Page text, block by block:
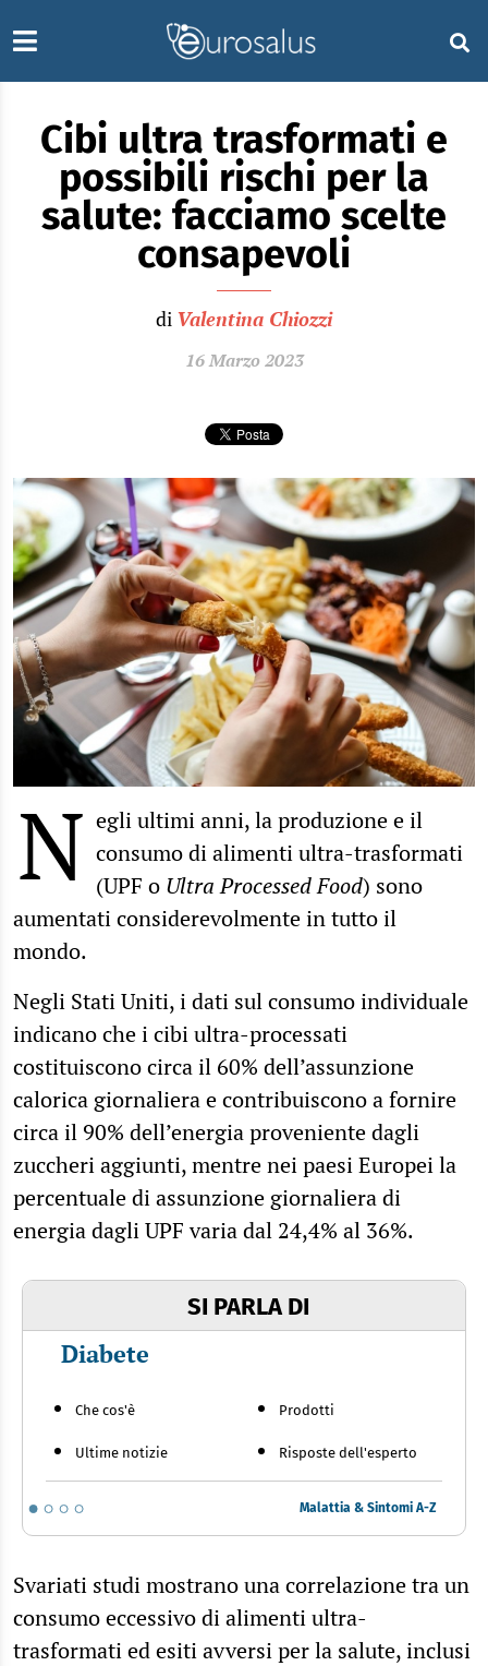
Cibi ultra trasformati e
possibili rischi per la
salute: facciamo scelte
consapevoli
di Valentina Chiozzi
16 Marzo 2023
N egli ultimi anni, la produzione e il
consumo di alimenti ultra-trasformati
(UPF o Ultra Processed Food) sono
aumentati considerevolmente in tutto il
mondo.
Negli Stati Uniti, i dati sul consumo individuale
indicano che i cibi ultra-processati
costituiscono circa il 60% dell’assunzione
calorica giornaliera e contribuiscono a fornire
circa il 90% dell’energia proveniente dagli
zuccheri aggiunti, mentre nei paesi Europei la
percentuale di assunzione giornaliera di
energia dagli UPF varia dal 24,4% al 36%.
SI PARLA DI
Diabete
Che cos'è
Ultime notizie
Prodotti
Risposte dell'esperto
Malattia & Sintomi A-Z
Svariati studi mostrano una correlazione tra un
consumo eccessivo di alimenti ultra-
trasformati ed esiti avversi per la salute, inclusi